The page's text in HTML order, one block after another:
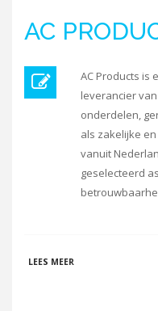
AC
AC Products is
leverancier
onderdelen,
als zakelijke
vanuit
geselecteerd
LEES MEER